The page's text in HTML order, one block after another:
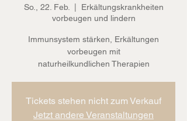
So., 22. Feb.
Erkältungskrankheiten
vorbeugen und lindern
Immunsystem stärken, Erkältungen
vorbeugen mit
naturheilkundlichen Therapien
Tickets stehen nicht zum Verkauf
Jetzt andere Veranstaltungen